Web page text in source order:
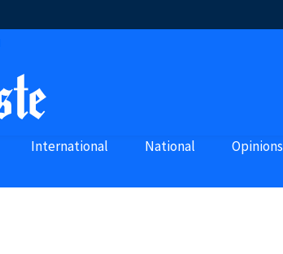
International National Opinions